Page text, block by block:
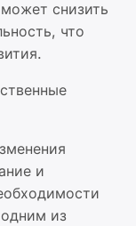
снизить
что
и
из